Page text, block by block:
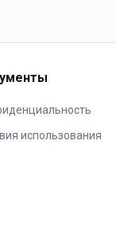
использования